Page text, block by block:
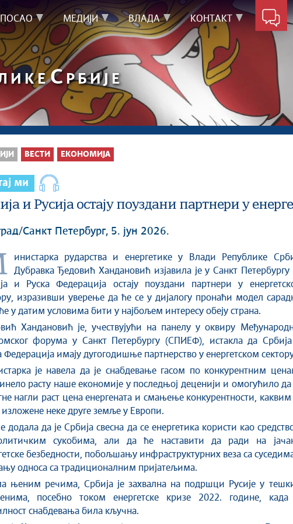
ПОСАО МЕДИЈИ ВЛАДА КОНТАКТ
С РБИЈЕ
ВЕСТИ ЕКОНОМИЈА
ми
и Русија остају поуздани партнери у
Санкт Петербург, 5. јун 2026.
Србије
Дубравка Ђедовић Хандановић изјавила је у Санкт Петербургу
и Руска Федерација остају поуздани партнери у
изразивши уверење да ће се у дијалогу пронаћи модел
у датим условима бити у најбољем интересу обеју страна.
Хандановић је, учествујући на панелу у оквиру
форума у Санкт Петербургу (СПИЕФ), истакла да
Федерација имају дугогодишње партнерство у енергетском
је навела да је снабдевање гасом по конкурентним
расту наше економије у последњој деценији и омогућило да
нагли раст цена енергената и смањење конкурентности, каквим
неке друге земље у Европи.
додала да је Србија свесна да се енергетика користи као
сукобима, али да ће наставити да ради на
безбедности, побољшању инфраструктурних веза са
односа са традиционалним пријатељима.
њеним речима, Србија је захвална на подршци Русије у
посебно током енергетске кризе 2022. године, када
снабдевања била кључна.